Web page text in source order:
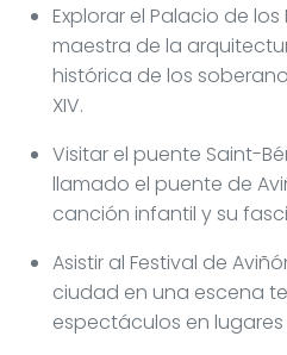
Explorar el Palacio de
maestra de la
histórica de los
XIV.
Visitar el puente Saint-
llamado el puente de
canción infantil y su
Asistir al Festival de
ciudad en una escena
espectáculos en lugares